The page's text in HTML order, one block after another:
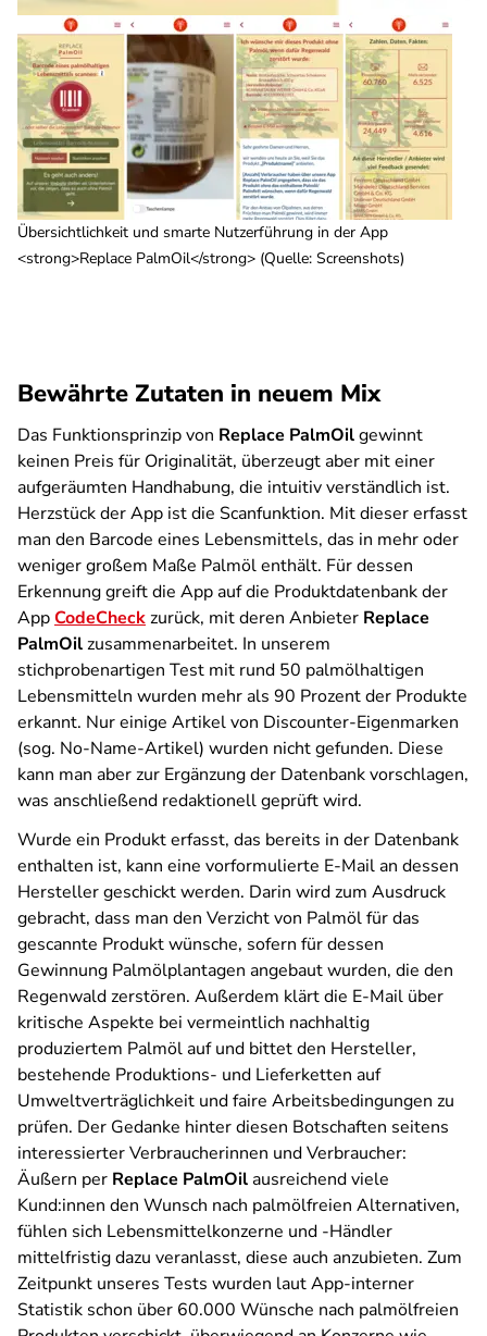
Übersichtlichkeit und smarte Nutzerführung in der App
<strong>Replace PalmOil</strong> (Quelle: Screenshots)
Bewährte Zutaten in neuem Mix
Das Funktionsprinzip von Replace PalmOilgewinnt
keinen Preis für Originalität, überzeugt aber mit einer
aufgeräumten Handhabung, die intuitiv verständlich ist.
Herzstück der App ist die Scanfunktion. Mit dieser erfasst
man den Barcode eines Lebensmittels, das in mehr oder
weniger großem Maße Palmöl enthält. Für dessen
Erkennung greift die App auf die Produktdatenbank der
AppCodeCheckzurück, mit deren Anbieter Replace
PalmOilzusammenarbeitet. In unserem
stichprobenartigen Test mit rund 50 palmölhaltigen
Lebensmitteln wurden mehr als 90 Prozent der Produkte
erkannt. Nur einige Artikel von Discounter-Eigenmarken
(sog. No-Name-Artikel) wurden nicht gefunden. Diese
kann man aber zur Ergänzung der Datenbank vorschlagen,
was anschließend redaktionell geprüft wird.
Wurde ein Produkt erfasst, das bereits in der Datenbank
enthalten ist, kann eine vorformulierte E-Mail an dessen
Hersteller geschickt werden. Darin wird zum Ausdruck
gebracht, dass man den Verzicht von Palmöl für das
gescannte Produkt wünsche, sofern für dessen
Gewinnung Palmölplantagen angebaut wurden, die den
Regenwald zerstören. Außerdem klärt die E-Mail über
kritische Aspekte bei vermeintlich nachhaltig
produziertem Palmöl auf und bittet den Hersteller,
bestehende Produktions- und Lieferketten auf
Umweltverträglichkeit und faire Arbeitsbedingungen zu
prüfen. Der Gedanke hinter diesen Botschaften seitens
interessierter Verbraucherinnen und Verbraucher:
Äußern per Replace PalmOilausreichend viele
Kund:innen den Wunsch nach palmölfreien Alternativen,
fühlen sich Lebensmittelkonzerne und -Händler
mittelfristig dazu veranlasst, diese auch anzubieten. Zum
Zeitpunkt unseres Tests wurden laut App-interner
Statistik schon über 60.000 Wünsche nach palmölfreien